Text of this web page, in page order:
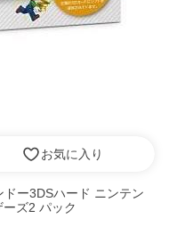
お気に入り
ドー3DSハード ニンテン
ズ2 パック